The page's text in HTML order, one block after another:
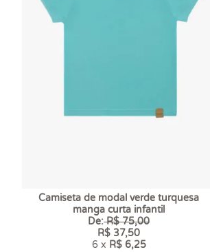
Camiseta de modal verde turquesa
manga curta infantil
De:R$ 75,00
R$ 37,50
6 x R$ 6,25